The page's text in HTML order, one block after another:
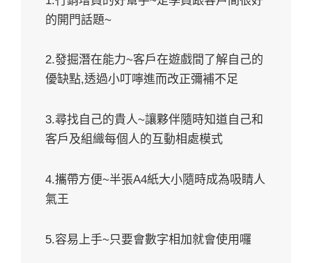
的開門話題~
2.發掘潛在能力~客戶在遊戲間了解自己的
優缺點,透過小叮嚀進而改正彌補不足
3.尋找自己的貴人~讓夥伴隨時知道自己和
客戶及組織每個人的互動相處模式
4.攜帶方便~半張A4紙大小隨時成為吸睛人
氣王
5.容易上手~只要會數字相加就會使用囉